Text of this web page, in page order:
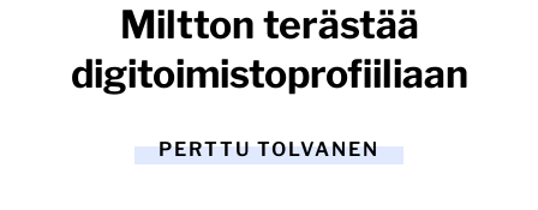
Miltton terästää
digitoimistoprofiiliaan
PERTTU TOLVANEN